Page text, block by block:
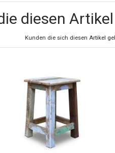
diesen
Kunden die sich diesen Artikel